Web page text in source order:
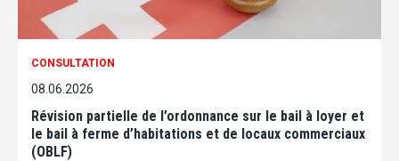
CONSULTATION
08.06.2026
Révision partielle de l’ordonnance sur le bail à loyer et
le bail à ferme d’habitations et de locaux commerciaux
(OBLF)